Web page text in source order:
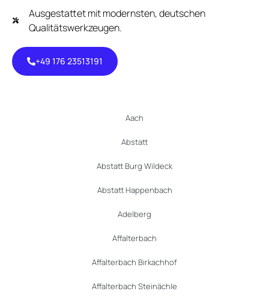
Ausgestattet mit modernsten, deutschen
Qualitätswerkzeugen.
+49 176 23513191
Aach
Abstatt
Abstatt Burg Wildeck
Abstatt Happenbach
Adelberg
Affalterbach
Affalterbach Birkachhof
Affalterbach Steinächle